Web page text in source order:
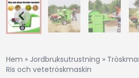
Hem » Jordbruksutrustning »
Ris och vetetröskmaskin